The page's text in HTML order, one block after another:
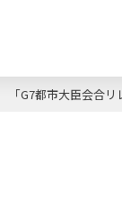
「G7都市大臣会合